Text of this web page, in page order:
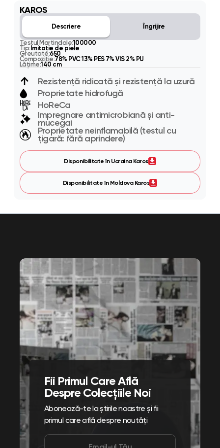
KAROS
Descriere Îngrijire
Testul Martindale:100000
Tip:Imitaţie de piele
Greutate:650
Compoziție:78% PVC 13% PES 7% VIS 2% PU
Lățime:140 cm
Rezistență ridicată și rezistență la uzură
Proprietate hidrofugă
HoReCa
Impregnare antimicrobiană și anti-
mucegai
Proprietate neinflamabilă (testul cu
țigară: fără aprindere)
Disponibilitate în Ucraina Karos
Disponibilitate în Moldova Karos
Fii Primul Care Află
Despre Colecțiile Noi
Abonează-te la știrile noastre și fii
primul care află despre noutăți